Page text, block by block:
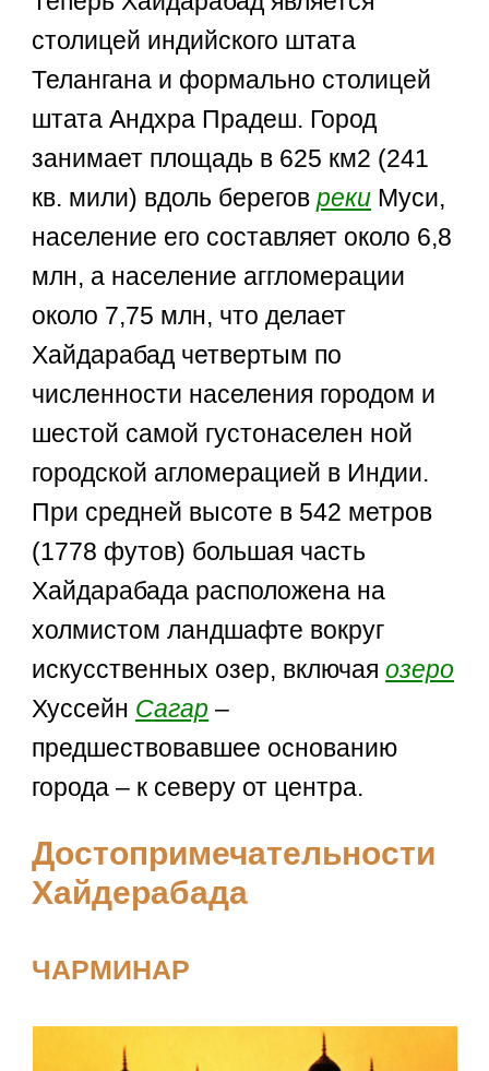
столицей индийского штата
Телангана и формально столицей
штата Андхра Прадеш. Город
занимает площадь в 625 км2 (241
кв. мили) вдоль береговреки Муси,
население его составляет около 6,8
млн, а население аггломерации
около 7,75 млн, что делает
Хайдарабад четвертым по
численности населения городом и
шестой самой густонаселен ной
городской агломерацией в Индии.
При средней высоте в 542 метров
(1778 футов) большая часть
Хайдарабада расположена на
холмистом ландшафте вокруг
искусственных озер, включаяозеро
Хуссейн Сагар –
предшествовавшее основанию
города – к северу от центра.
Достопримечательности
Хайдерабада
ЧАРМИНАР